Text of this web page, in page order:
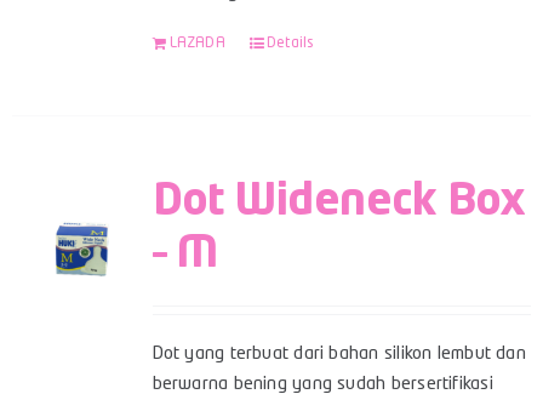
LAZADA Details
Dot Wideneck Box
– M
Dot yang terbuat dari bahan silikon lembut dan
berwarna bening yang sudah bersertifikasi